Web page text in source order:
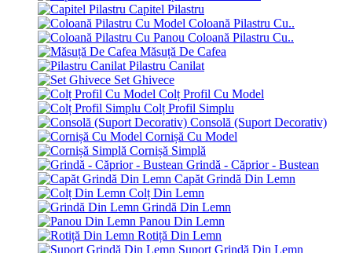
Capitel Pilastru
Coloană Pilastru Cu..
Coloană Pilastru Cu..
Măsuță De Cafea
Pilastru Canilat
Set Ghivece
Colț Profil Cu Model
Colț Profil Simplu
Consolă (Suport Decorativ)
Cornișă Cu Model
Cornișă Simplă
Grindă - Căprior - Bustean
Capăt Grindă Din Lemn
Colț Din Lemn
Grindă Din Lemn
Panou Din Lemn
Rotiță Din Lemn
Suport Grindă Din Lemn